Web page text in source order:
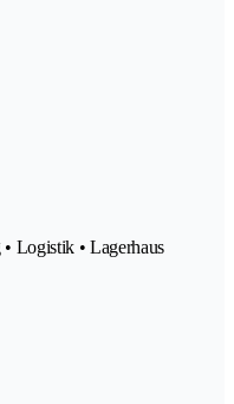
Logistik • Lagerhaus